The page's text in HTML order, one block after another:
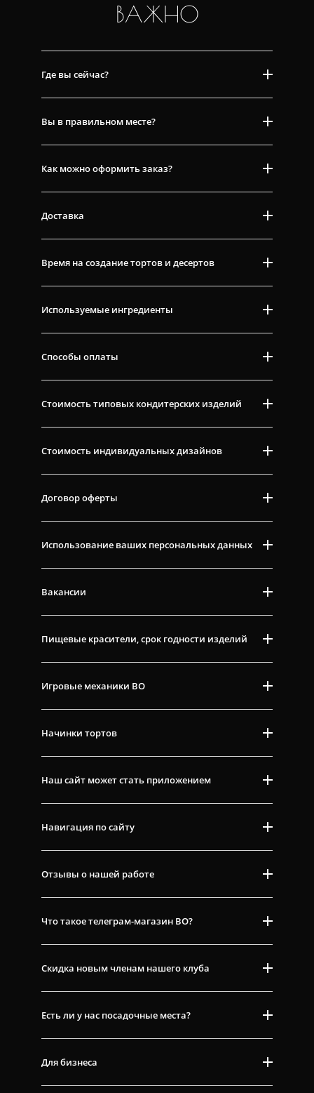
ВАЖНО
Где вы сейчас?
Вы в правильном месте?
Как можно оформить заказ?
Доставка
Время на создание тортов и десертов
Используемые ингредиенты
Способы оплаты
Стоимость типовых кондитерских изделий
Стоимость индивидуальных дизайнов
Договор оферты
Использование ваших персональных данных
Вакансии
Пищевые красители, срок годности изделий
Игровые механики ВО
Начинки тортов
Наш сайт может стать приложением
Навигация по сайту
Отзывы о нашей работе
Что такое телеграм-магазин ВО?
Скидка новым членам нашего клуба
Есть ли у нас посадочные места?
Для бизнеса